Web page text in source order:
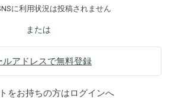
に利用状況は投稿されません
または
ルアドレスで無料登録
をお持ちの方はログインへ